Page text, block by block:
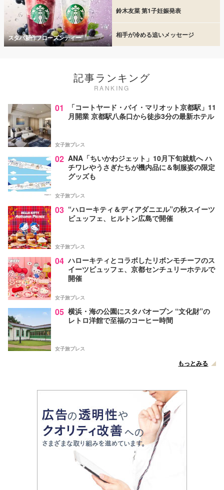
スタバ新作フローズンティー
鈴木友菜 第1子妊娠発表
相手が冷める追いメッセージ
記事ランキング
RANKING
01
「コートヤード・バイ・マリオット京都駅」11
月開業 京都駅八条口から徒歩3分の最新ホテル
女子旅プレス
02 ANA「ちいかわジェット」10月下旬就航へ ハ
チワレやうさぎたちが機内品に＆制服姿の限定
グッズも
女子旅プレス
03 “ハローキティ＆ディアダニエル”の秋スイーツ
ビュッフェ、ヒルトン広島で開催
女子旅プレス
04 ハローキティとコラボしたリボンモチーフのス
イーツビュッフェ、京都センチュリーホテルで
開催
女子旅プレス
05 横浜・海の公園にスタバオープン “文化財”の
レトロ洋館で至福のコーヒー時間
女子旅プレス
もっとみる